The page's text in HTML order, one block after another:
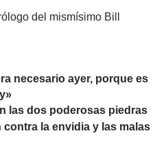
del mismísimo Bill
necesario ayer, porque es
las dos poderosas piedras
contra la envidia y las malas